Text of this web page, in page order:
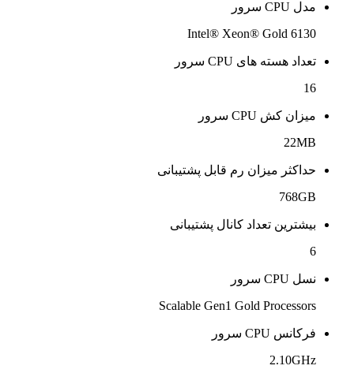
مدل CPU سرور
Intel® Xeon® Gold 6130
تعداد هسته های CPU سرور
16
میزان کش CPU سرور
22MB
حداکثر میزان رم قابل پشتیبانی
768GB
بیشترین تعداد کانال پشتیبانی
6
نسل CPU سرور
Scalable Gen1 Gold Processors
فرکانس CPU سرور
2.10GHz